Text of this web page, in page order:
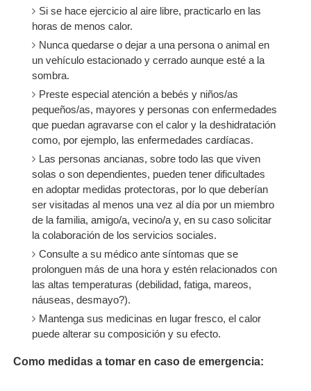
Si se hace ejercicio al aire libre, practicarlo en las
horas de menos calor.
Nunca quedarse o dejar a una persona o animal en
un vehículo estacionado y cerrado aunque esté a la
sombra.
Preste especial atención a bebés y niños/as
pequeños/as, mayores y personas con enfermedades
que puedan agravarse con el calor y la deshidratación
como, por ejemplo, las enfermedades cardíacas.
Las personas ancianas, sobre todo las que viven
solas o son dependientes, pueden tener dificultades
en adoptar medidas protectoras, por lo que deberían
ser visitadas al menos una vez al día por un miembro
de la familia, amigo/a, vecino/a y, en su caso solicitar
la colaboración de los servicios sociales.
Consulte a su médico ante síntomas que se
prolonguen más de una hora y estén relacionados con
las altas temperaturas (debilidad, fatiga, mareos,
náuseas, desmayo?).
Mantenga sus medicinas en lugar fresco, el calor
puede alterar su composición y su efecto.
Como medidas a tomar en caso de emergencia: